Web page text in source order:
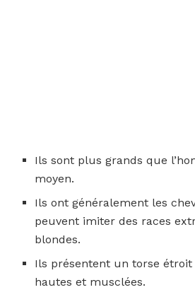
Ils sont plus grands que
moyen.
Ils ont généralement les
peuvent imiter des races
blondes.
Ils présentent un torse étroit
hautes et musclées.